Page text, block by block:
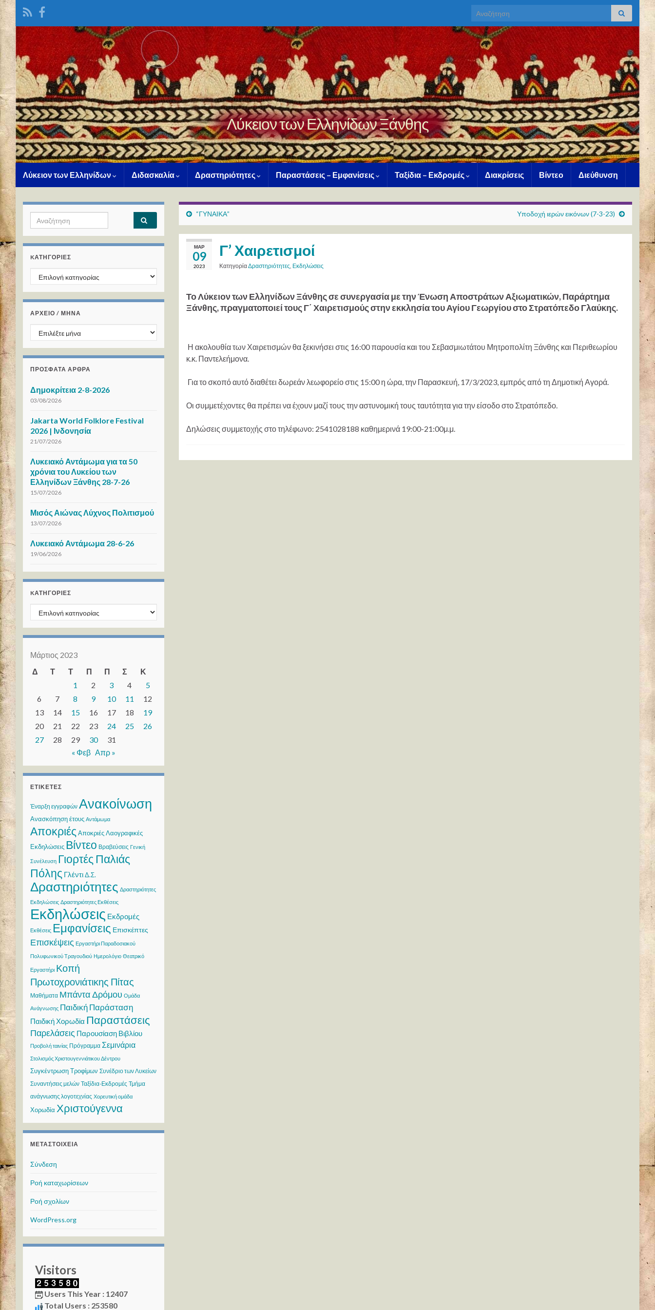
Search for:
Λύκειον των Ελληνίδων Ξάνθης
Λύκειον των Ελληνίδων Διδασκαλία Δραστηριότητες Παραστάσεις – Εμφανίσεις Ταξίδια – Εκδρομές Διακρίσεις Βίντεο Διεύθυνση
“ΓΥΝΑΙΚΑ” Υποδοχή ιερών εικόνων (7-3-23)
ΜΑΡ
09
2023
Γ’ Χαιρετισμοί
ΚατηγορίαΔραστηριότητες, Εκδηλώσεις
Το Λύκειον των Ελληνίδων Ξάνθης σε συνεργασία με την Ένωση Αποστράτων Αξιωματικών, Παράρτημα
Ξάνθης, πραγματοποιεί τους Γ΄ Χαιρετισμούς στην εκκλησία του Αγίου Γεωργίου στο Στρατόπεδο Γλαύκης.
Η ακολουθία των Χαιρετισμών θα ξεκινήσει στις 16:00 παρουσία και του Σεβασμιωτάτου Μητροπολίτη Ξάνθης και Περιθεωρίου
κ.κ. Παντελεήμονα.
Για το σκοπό αυτό διαθέτει δωρεάν λεωφορείο στις 15:00 η ώρα, την Παρασκευή, 17/3/2023, εμπρός από τη Δημοτική Αγορά.
Οι συμμετέχοντες θα πρέπει να έχουν μαζί τους την αστυνομική τους ταυτότητα για την είσοδο στο Στρατόπεδο.
Δηλώσεις συμμετοχής στο τηλέφωνο: 2541028188 καθημερινά 19:00-21:00μ.μ.
Search for:
KΑΤΗΓΟΡΊΕΣ
Kατηγορίες
ΑΡΧΕΙΟ / ΜΗΝΑ
ΑΡΧΕΙΟ / ΜΗΝΑ
ΠΡΌΣΦΑΤΑ ΆΡΘΡΑ
Δημοκρίτεια 2-8-2026
03/08/2026
Jakarta World Folklore Festival
2026 | Ινδονησία
21/07/2026
Λυκειακό Αντάμωμα για τα 50
χρόνια του Λυκείου των
Ελληνίδων Ξάνθης 28-7-26
15/07/2026
Μισός Αιώνας Λύχνος Πολιτισμού
13/07/2026
Λυκειακό Αντάμωμα 28-6-26
19/06/2026
KΑΤΗΓΟΡΊΕΣ
Kατηγορίες
Μάρτιος 2023
Δ
Τ Τ Π Π Σ
Κ
1
2 3 4
5
6
7 8 9 10 11
12
13
14 15 16 17 18
19
20
21 22 23 24 25
26
27
28 29 30
31
« Φεβ Απρ »
ΕΤΙΚΈΤΕΣ
Έναρξη εγγραφών Ανακοίνωση
Ανασκόπηση έτους Αντάμωμα
Αποκριές Αποκριές Λαογραφικές
Εκδηλώσεις Βίντεο Βραβεύσεις Γενική
Συνέλευση Γιορτές Παλιάς
Πόλης ΓλέντιΔ.Σ.
Δραστηριότητες Δραστηριότητες
Εκδηλώσεις Δραστηριότητες Εκθέσεις
Εκδηλώσεις Εκδρομές
Εκθέσεις Εμφανίσεις Επισκέπτες
Επισκέψεις Εργαστήρι Παραδοσιακού
Πολυφωνικού Τραγουδιού Ημερολόγιο Θεατρικό
Εργαστήρι Κοπή
Πρωτοχρονιάτικης Πίτας
Μαθήματα Μπάντα Δρόμου Ομάδα
Ανάγνωσης Παιδική Παράσταση
Παιδική Χορωδία Παραστάσεις
Παρελάσεις Παρουσίαση Βιβλίου
Προβολή ταινίας Πρόγραμμα Σεμινάρια
Στολισμός Χριστουγεννιάτικου Δέντρου
Συγκέντρωση Τροφίμων Συνέδριο των Λυκείων
Συναντήσεις μελών Ταξίδια-Εκδρομές Τμήμα
ανάγνωσης λογοτεχνίας Χορευτική ομάδα
Χορωδία Χριστούγεννα
ΜΕΤΑΣΤΟΙΧΕΊΑ
Σύνδεση
Ροή καταχωρίσεων
Ροή σχολίων
WordPress.org
Visitors
Users This Year : 12407
Total Users : 253580